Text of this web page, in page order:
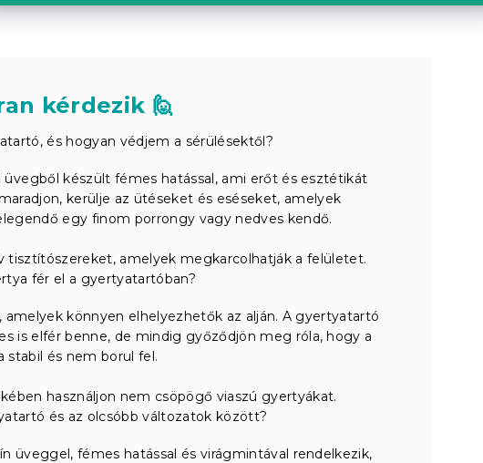
kérdezik 🙋
és hogyan védjem a sérülésektől?
készült fémes hatással, ami erőt és esztétikát
kerülje az ütéseket és eséseket, amelyek
egy finom porrongy vagy nedves kendő.
tisztítószereket, amelyek megkarcolhatják a felületet.
fér el a gyertyatartóban?
könnyen elhelyezhetők az alján. A gyertyatartó
is elfér benne, de mindig győződjön meg róla, hogy a
stabil és nem borul fel.
használjon nem csöpögő viaszú gyertyákat.
és az olcsóbb változatok között?
üveggel, fémes hatással és virágmintával rendelkezik,